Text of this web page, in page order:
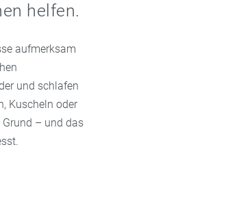
helfen.
aufmerksam
und schlafen
Kuscheln oder
– und das